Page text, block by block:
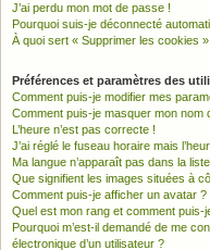
J’ai perdu mon mot de passe !
Pourquoi suis-je déconnecté
À quoi sert « Supprimer les cookies
Préférences et paramètres des
Comment puis-je modifier mes
Comment puis-je masquer mon nom
L’heure n’est pas correcte !
J’ai réglé le fuseau horaire mais
Ma langue n’apparaît pas dans la
Que signifient les images situées à
Comment puis-je afficher un avatar ?
Quel est mon rang et comment puis-
Pourquoi m’est-il demandé de me
électronique d’un utilisateur ?